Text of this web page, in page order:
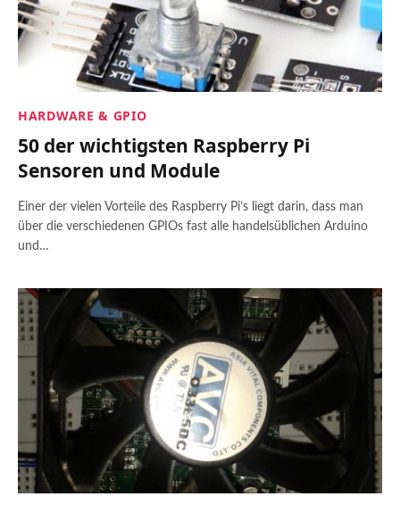
HARDWARE & GPIO
50 der wichtigsten Raspberry Pi
Sensoren und Module
Einer der vielen Vorteile des Raspberry Pi’s liegt darin, dass man
über die verschiedenen GPIOs fast alle handelsüblichen Arduino
und…